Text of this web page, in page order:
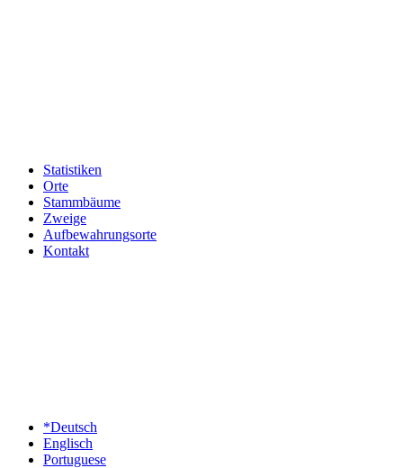
Statistiken
Orte
Stammbäume
Zweige
Aufbewahrungsorte
Kontakt
*Deutsch
Englisch
Portuguese